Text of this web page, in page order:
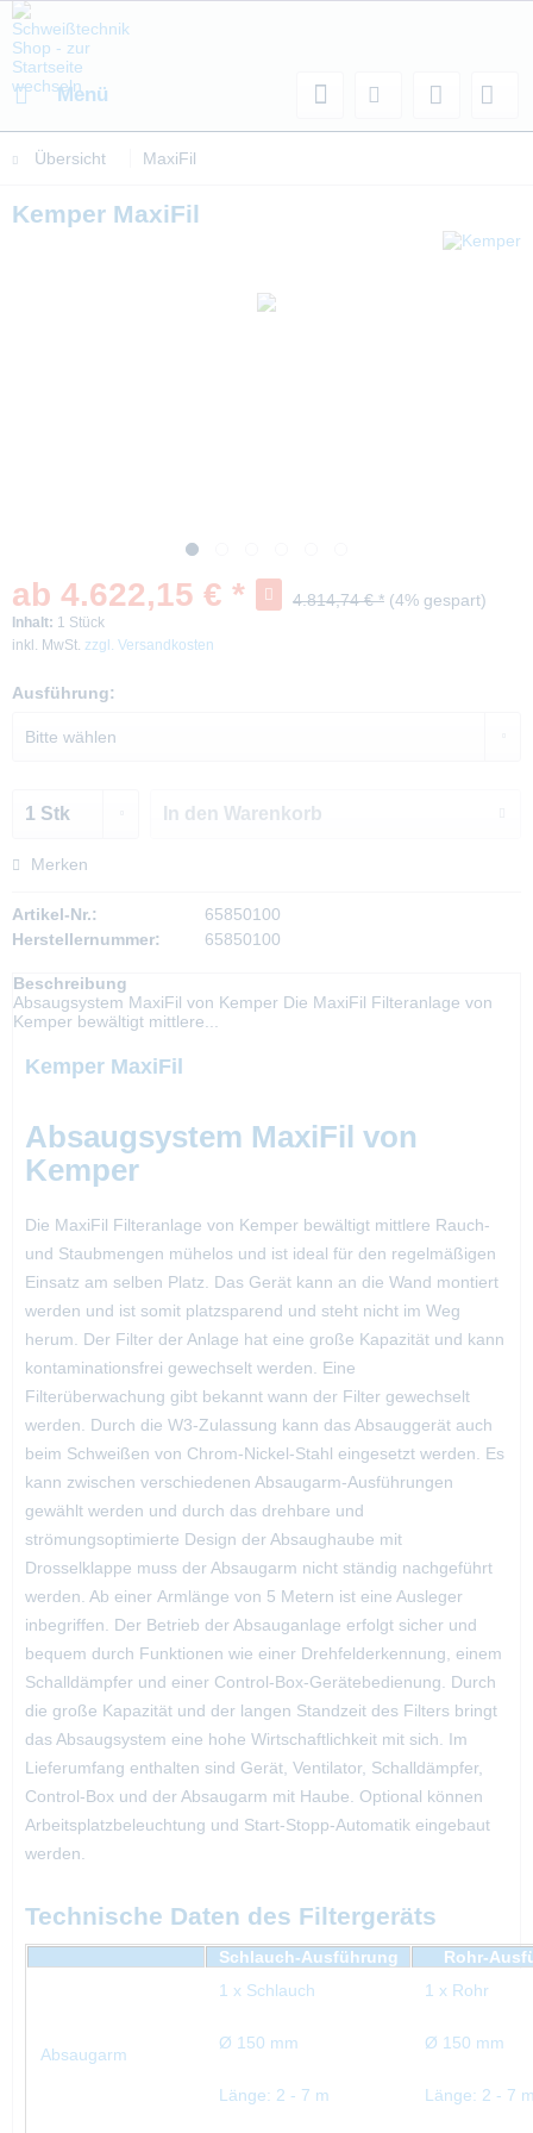
Menü
Übersicht MaxiFil
Kemper MaxiFil
ab 4.622,15 € * 4.814,74 € * (4% gespart)
Inhalt: 1 Stück
inkl. MwSt. zzgl. Versandkosten
Ausführung:
In den Warenkorb
Merken
Artikel-Nr.:
65850100
Herstellernummer:
65850100
Beschreibung
Absaugsystem MaxiFil von Kemper Die MaxiFil Filteranlage von
Kemper bewältigt mittlere...
Kemper MaxiFil
Absaugsystem MaxiFil von
Kemper
Die MaxiFil Filteranlage von Kemper bewältigt mittlere Rauch-
und Staubmengen mühelos und ist ideal für den regelmäßigen
Einsatz am selben Platz. Das Gerät kann an die Wand montiert
werden und ist somit platzsparend und steht nicht im Weg
herum. Der Filter der Anlage hat eine große Kapazität und kann
kontaminationsfrei gewechselt werden. Eine
Filterüberwachung gibt bekannt wann der Filter gewechselt
werden. Durch die W3-Zulassung kann das Absauggerät auch
beim Schweißen von Chrom-Nickel-Stahl eingesetzt werden. Es
kann zwischen verschiedenen Absaugarm-Ausführungen
gewählt werden und durch das drehbare und
strömungsoptimierte Design der Absaughaube mit
Drosselklappe muss der Absaugarm nicht ständig nachgeführt
werden. Ab einer Armlänge von 5 Metern ist eine Ausleger
inbegriffen. Der Betrieb der Absauganlage erfolgt sicher und
bequem durch Funktionen wie einer Drehfelderkennung, einem
Schalldämpfer und einer Control-Box-Gerätebedienung. Durch
die große Kapazität und der langen Standzeit des Filters bringt
das Absaugsystem eine hohe Wirtschaftlichkeit mit sich. Im
Lieferumfang enthalten sind Gerät, Ventilator, Schalldämpfer,
Control-Box und der Absaugarm mit Haube. Optional können
Arbeitsplatzbeleuchtung und Start-Stopp-Automatik eingebaut
werden.
Technische Daten des Filtergeräts
Schlauch-Ausführung Rohr-
Absaugarm
1 x Schlauch
Ø 150 mm
Länge: 2 - 7 m
1 x Rohr
Ø 150 mm
Länge: 2 - 7